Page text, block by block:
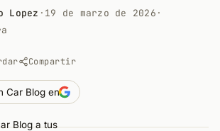
Lopez · 19 de marzo de 2026 ·
Compartir
Car Blog en
Blog a tus